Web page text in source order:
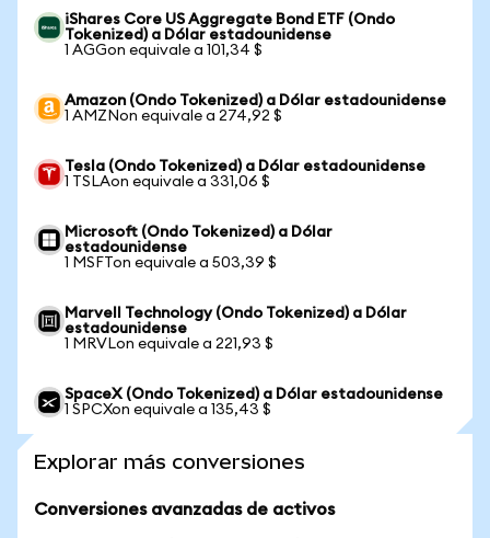
iShares Core US Aggregate Bond ETF (Ondo
Tokenized) a Dólar estadounidense
1 AGGon equivale a 101,34 $
Amazon (Ondo Tokenized) a Dólar estadounidense
1 AMZNon equivale a 274,92 $
Tesla (Ondo Tokenized) a Dólar estadounidense
1 TSLAon equivale a 331,06 $
Microsoft (Ondo Tokenized) a Dólar
estadounidense
1 MSFTon equivale a 503,39 $
Marvell Technology (Ondo Tokenized) a Dólar
estadounidense
1 MRVLon equivale a 221,93 $
SpaceX (Ondo Tokenized) a Dólar estadounidense
1 SPCXon equivale a 135,43 $
Explorar más conversiones
Conversiones avanzadas de activos